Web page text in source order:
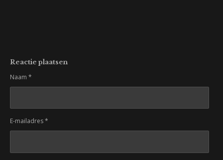
Reactie plaatsen
Naam *
E-mailadres *